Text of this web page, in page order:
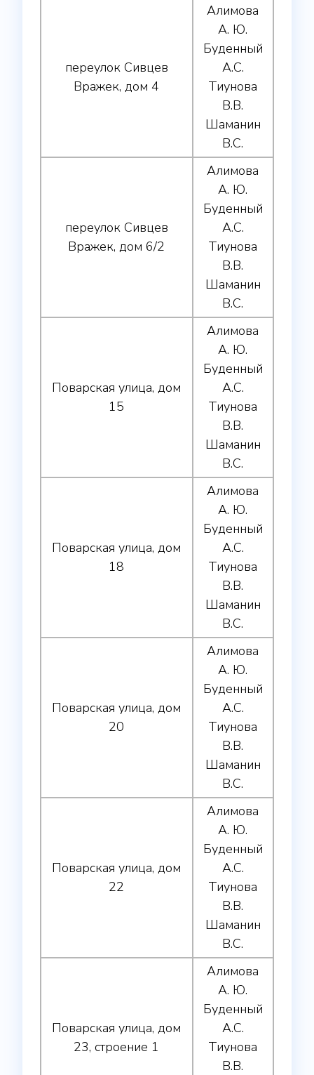
переулок Сивцев
Вражек, дом 4
Алимова
А. Ю.
Буденный
А.С.
Тиунова
В.В.
Шаманин
В.С.
переулок Сивцев
Вражек, дом 6/2
Алимова
А. Ю.
Буденный
А.С.
Тиунова
В.В.
Шаманин
В.С.
Поварская улица, дом
15
Алимова
А. Ю.
Буденный
А.С.
Тиунова
В.В.
Шаманин
В.С.
Поварская улица, дом
18
Алимова
А. Ю.
Буденный
А.С.
Тиунова
В.В.
Шаманин
В.С.
Поварская улица, дом
20
Алимова
А. Ю.
Буденный
А.С.
Тиунова
В.В.
Шаманин
В.С.
Поварская улица, дом
22
Алимова
А. Ю.
Буденный
А.С.
Тиунова
В.В.
Шаманин
В.С.
Поварская улица, дом
23, строение 1
Алимова
А. Ю.
Буденный
А.С.
Тиунова
В.В.